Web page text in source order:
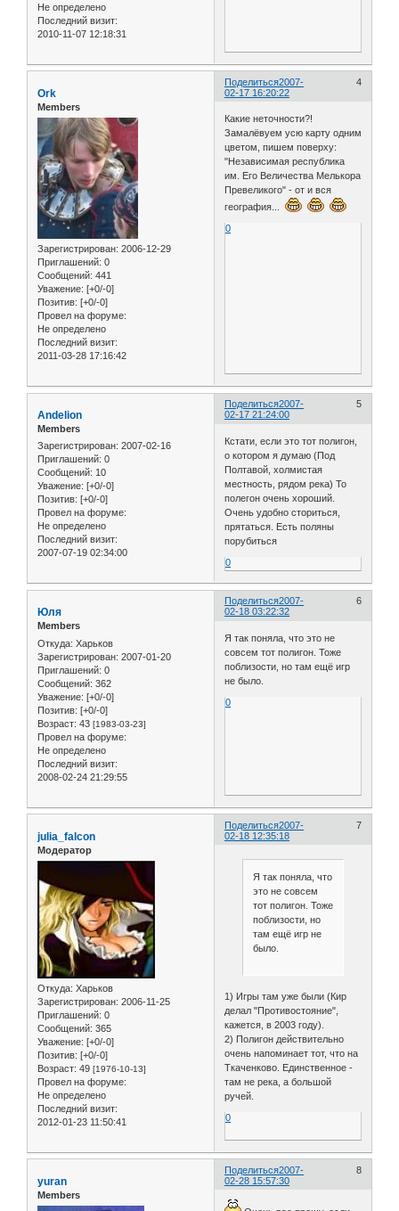
Не определено
Последний визит:
2010-11-07 12:18:31
Поделиться 4
2007-
02-17 16:20:22
Ork
Members
Зарегистрирован: 2006-12-29
Приглашений: 0
Сообщений: 441
Уважение: [+0/-0]
Позитив: [+0/-0]
Провел на форуме:
Не определено
Последний визит:
2011-03-28 17:16:42
Какие неточности?!
Замалёвуем усю карту одним
цветом, пишем поверху:
"Независимая республика
им. Его Величества Мелькора
Превеликого" - от и вся
география...
0
Поделиться 5
2007-
02-17 21:24:00
Andelion
Members
Зарегистрирован: 2007-02-16
Приглашений: 0
Сообщений: 10
Уважение: [+0/-0]
Позитив: [+0/-0]
Провел на форуме:
Не определено
Последний визит:
2007-07-19 02:34:00
Кстати, если это тот полигон,
о котором я думаю (Под
Полтавой, холмистая
местность, рядом река) То
полегон очень хороший.
Очень удобно сториться,
прятаться. Есть поляны
порубиться
0
Поделиться 6
2007-
02-18 03:22:32
Юля
Members
Откуда: Харьков
Зарегистрирован: 2007-01-20
Приглашений: 0
Сообщений: 362
Уважение: [+0/-0]
Позитив: [+0/-0]
Возраст: 43 [1983-03-23]
Провел на форуме:
Не определено
Последний визит:
2008-02-24 21:29:55
Я так поняла, что это не
совсем тот полигон. Тоже
поблизости, но там ещё игр
не было.
0
Поделиться 7
2007-
02-18 12:35:18
julia_falcon
Модератор
Откуда: Харьков
Зарегистрирован: 2006-11-25
Приглашений: 0
Сообщений: 365
Уважение: [+0/-0]
Позитив: [+0/-0]
Возраст: 49 [1976-10-13]
Провел на форуме:
Не определено
Последний визит:
2012-01-23 11:50:41
Я так поняла, что
это не совсем
тот полигон. Тоже
поблизости, но
там ещё игр не
было.
1) Игры там уже были (Кир
делал "Противостояние",
кажется, в 2003 году).
2) Полигон действительно
очень напоминает тот, что на
Ткаченково. Единственное -
там не река, а большой
ручей.
0
Поделиться 8
2007-
02-28 15:57:30
yuran
Members